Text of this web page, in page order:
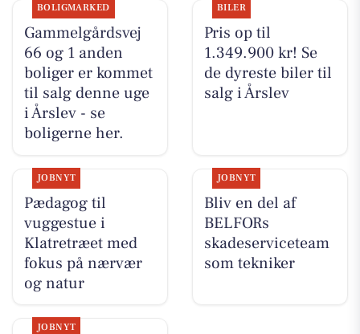
BOLIGMARKED
Gammelgårdsvej
66 og 1 anden
boliger er kommet
til salg denne uge
i Årslev - se
boligerne her.
BILER
Pris op til
1.349.900 kr! Se
de dyreste biler til
salg i Årslev
JOBNYT
Pædagog til
vuggestue i
Klatretræet med
fokus på nærvær
og natur
JOBNYT
Bliv en del af
BELFORs
skadeserviceteam
som tekniker
JOBNYT